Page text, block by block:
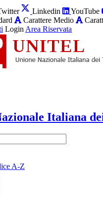
Linkedin YouTube
Carattere Medio
Login Area Riservata
Italiana
A-Z